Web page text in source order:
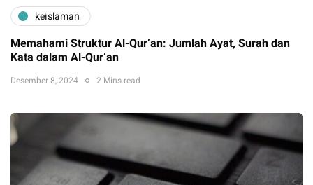
keislaman
Memahami Struktur Al-Qur’an: Jumlah Ayat, Surah dan
Kata dalam Al-Qur’an
Desember 8, 2024 2 Mins read